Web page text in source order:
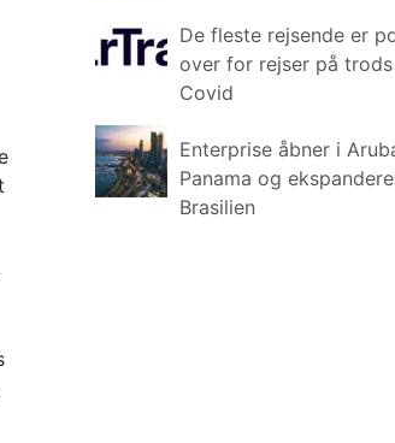
De fleste rejsende er
over for rejser på
Covid
Enterprise åbner i
Panama og
Brasilien